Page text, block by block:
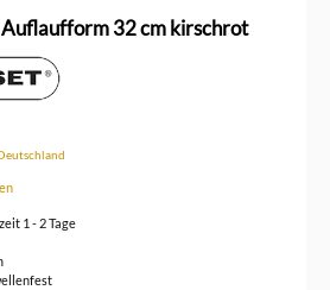
32 cm kirschrot
1 - 2 Tage